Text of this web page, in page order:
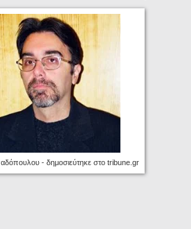
- δημοσιεύτηκε στο tribune.gr